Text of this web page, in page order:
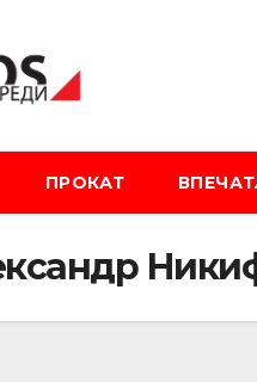
ПРОКАТ